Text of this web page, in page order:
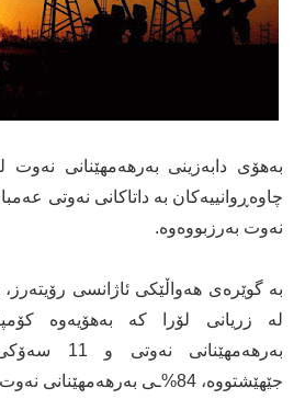
بەهۆی دابەزینی بەرهەمهێنانی
چاوەڕوانییەکان بە داتاکانی نەوتی
نەوت بەرزبووەوە.
بە گوێرەی هەواڵێکی ئاژانسی رۆیتەرز،
جێهێشتووە، 84%ـی بەرهەمهێنانی نەوت کەمیکردووە.